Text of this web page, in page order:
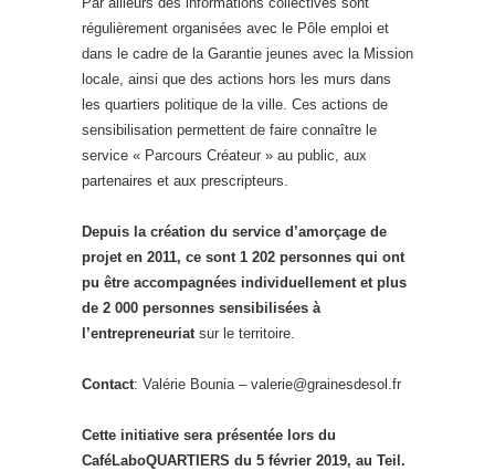
régulièrement organisées avec le Pôle emploi et
dans le cadre de la Garantie jeunes avec la Mission
locale, ainsi que des actions hors les murs dans
les quartiers politique de la ville. Ces actions de
sensibilisation permettent de faire connaître le
service « Parcours Créateur » au public, aux
partenaires et aux prescripteurs.
Depuis la création du service d’amorçage de
projet en 2011, ce sont 1 202 personnes qui ont
pu être accompagnées individuellement et plus
de 2 000 personnes sensibilisées à
l’entrepreneuriatsur le territoire.
Contact: Valérie Bounia – valerie@grainesdesol.fr
Cette initiative sera présentée lors du
CaféLaboQUARTIERS du 5 février 2019, au Teil.